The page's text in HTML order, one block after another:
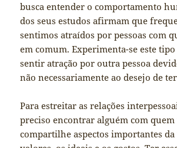
busca entender o comportamento
dos seus estudos afirmam que
sentimos atraídos por pessoas com
em comum. Experimenta-se este tipo
sentir atração por outra pessoa
não necessariamente ao desejo de
Para estreitar as relações
preciso encontrar alguém com quem
compartilhe aspectos importantes da